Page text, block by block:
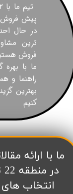
پیش فروش
در حال
ترین
فروش
ما با
راهنما و
بهترین
کنیم
​ما با ارائه
انتخاب